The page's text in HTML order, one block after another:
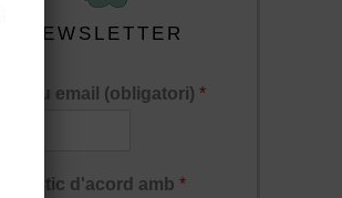
NEWSLETTER
El teu email (obligatori) *
Estic d'acord amb *